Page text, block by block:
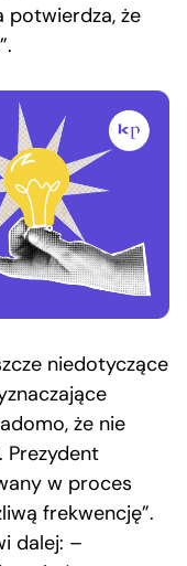
potwierdza, że
niedotyczące
że nie
w proces
frekwencję”.
dalej: –